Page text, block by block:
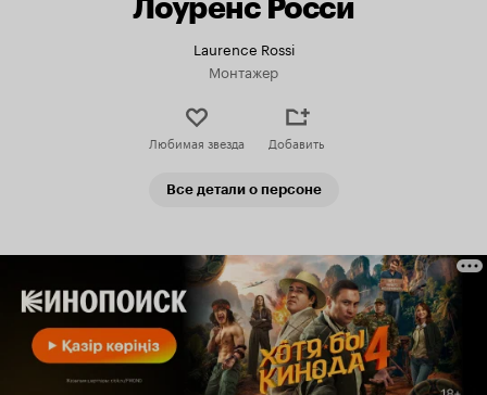
Лоуренс Росси
Laurence Rossi
Монтажер
Любимая звезда Добавить
Все детали о персоне